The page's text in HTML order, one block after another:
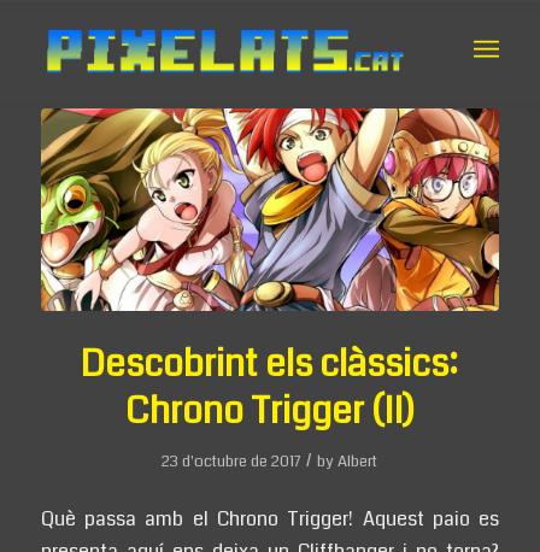
Descobrint els clàssics:
Chrono Trigger (II)
23 d'octubre de 2017 / byAlbert
Què passa amb el Chrono Trigger! Aquest paio es